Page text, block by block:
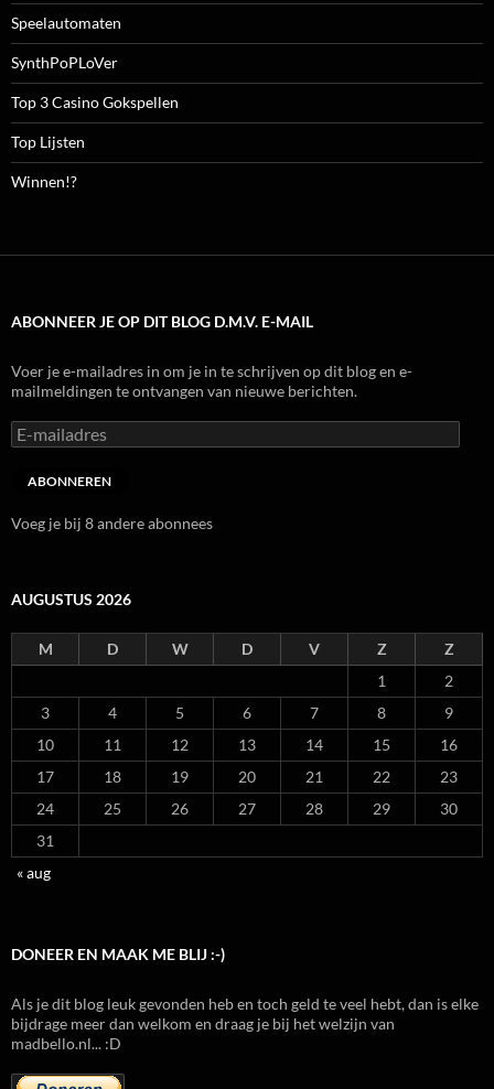
Speelautomaten
SynthPoPLoVer
Top 3 Casino Gokspellen
Top Lijsten
Winnen!?
ABONNEER JE OP DIT BLOG D.M.V. E-MAIL
Voer je e-mailadres in om je in te schrijven op dit blog en e-
mailmeldingen te ontvangen van nieuwe berichten.
E-
mailadres
ABONNEREN
Voeg je bij 8 andere abonnees
AUGUSTUS 2026
M D W D V Z
Z
1
2
3
4 5 6 7 8
9
10
11 12 13 14 15
16
17
18 19 20 21 22
23
24
25 26 27 28 29
30
31
« aug
DONEER EN MAAK ME BLIJ :-)
Als je dit blog leuk gevonden heb en toch geld te veel hebt, dan is elke
bijdrage meer dan welkom en draag je bij het welzijn van
madbello.nl... :D